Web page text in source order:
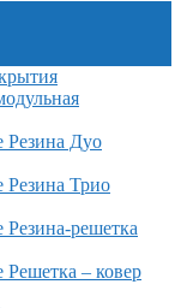
Резина Дуо
Резина Трио
Резина-решетка
Решетка – ковер